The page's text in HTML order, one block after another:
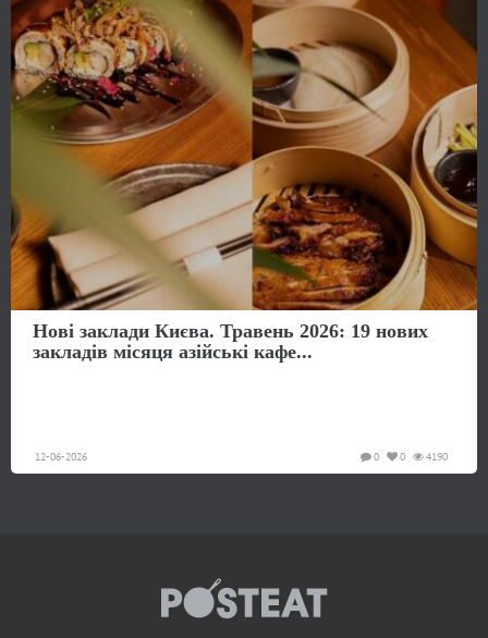
Нові заклади Києва. Травень 2026: 19 нових
закладів місяця азійські кафе...
12-06-2026 4190
0
0